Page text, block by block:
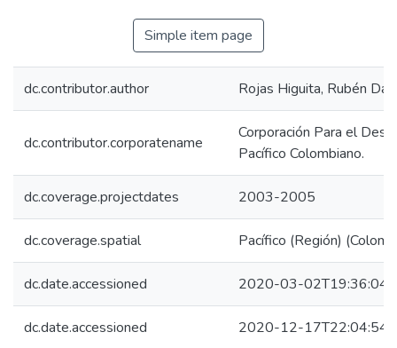
Simple item page
dc.contributor.author Rojas Higuita, Rubén
dc.contributor.corporatename
Corporación Para el
Pacífico Colombiano.
dc.coverage.projectdates 2003-2005
dc.coverage.spatial Pacífico (Región)
dc.date.accessioned 2020-03-02T19:36:04Z
dc.date.accessioned 2020-12-17T22:04:54Z